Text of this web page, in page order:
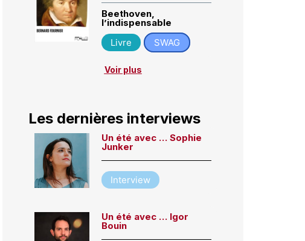
Beethoven,
l’indispensable
Livre
SWAG
Voir plus
Les dernières interviews
Un été avec … Sophie
Junker
Interview
Un été avec … Igor
Bouin